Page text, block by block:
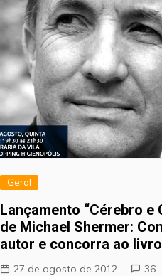
Geral
Lançamento “Cérebro e
de Michael Shermer:
autor e concorra ao
27 de agosto de 2012 36